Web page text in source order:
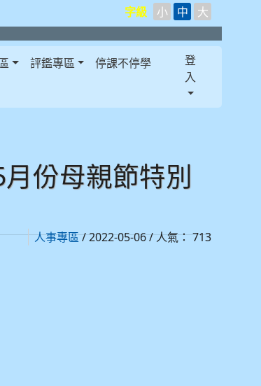
字級 小 中 大
評鑑專區 停課不停學
登
入
份母親節特別
人事專區/ 2022-05-06 / 人氣： 713